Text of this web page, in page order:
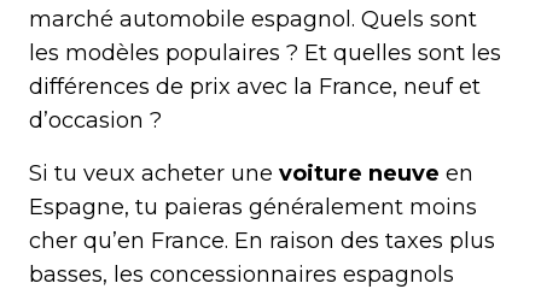
marché automobile espagnol. Quels sont
les modèles populaires ? Et quelles sont les
différences de prix avec la France, neuf et
d’occasion ?
Si tu veux acheter une voiture neuve en
Espagne, tu paieras généralement moins
cher qu’en France. En raison des taxes plus
basses, les concessionnaires espagnols